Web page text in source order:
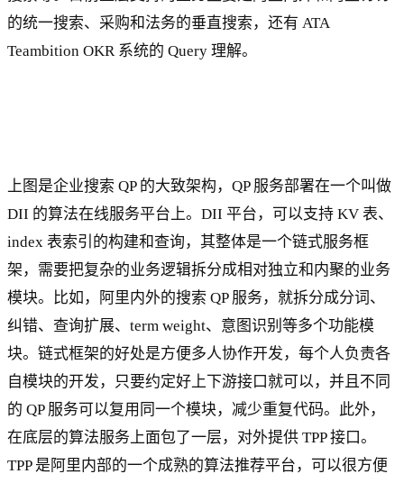
的统一搜索、采购和法务的垂直搜索，还有 ATA
Teambition OKR 系统的 Query 理解。
上图是企业搜索 QP 的大致架构，QP 服务部署在一个叫做
DII 的算法在线服务平台上。DII 平台，可以支持 KV 表、
index 表索引的构建和查询，其整体是一个链式服务框
架，需要把复杂的业务逻辑拆分成相对独立和内聚的业务
模块。比如，阿里内外的搜索 QP 服务，就拆分成分词、
纠错、查询扩展、term weight、意图识别等多个功能模
块。链式框架的好处是方便多人协作开发，每个人负责各
自模块的开发，只要约定好上下游接口就可以，并且不同
的 QP 服务可以复用同一个模块，减少重复代码。此外，
在底层的算法服务上面包了一层，对外提供 TPP 接口。
TPP 是阿里内部的一个成熟的算法推荐平台，可以很方便